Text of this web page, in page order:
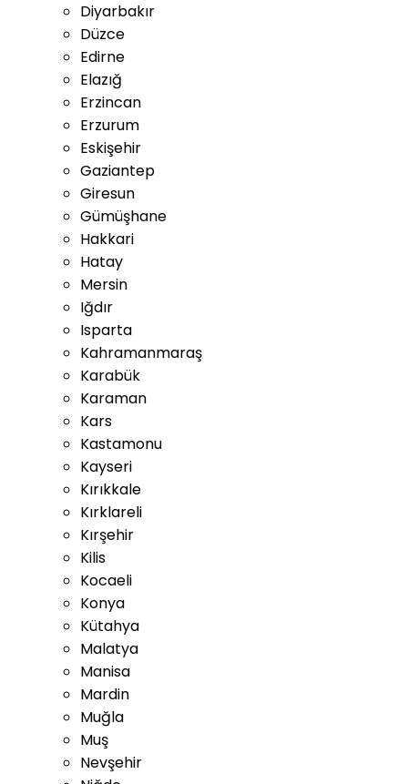
Diyarbakır
Düzce
Edirne
Elazığ
Erzincan
Erzurum
Eskişehir
Gaziantep
Giresun
Gümüşhane
Hakkari
Hatay
Mersin
Iğdır
Isparta
Kahramanmaraş
Karabük
Karaman
Kars
Kastamonu
Kayseri
Kırıkkale
Kırklareli
Kırşehir
Kilis
Kocaeli
Konya
Kütahya
Malatya
Manisa
Mardin
Muğla
Muş
Nevşehir